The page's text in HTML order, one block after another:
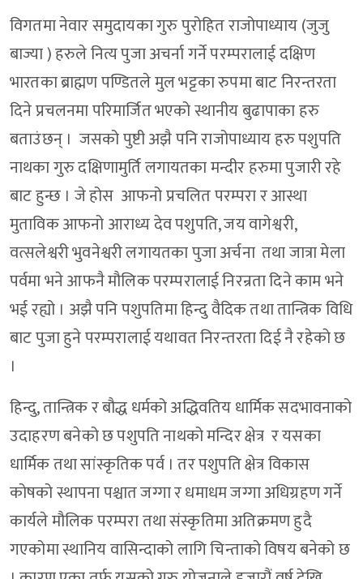
विगतमा नेवार समुदायका गुरु पुरोहित राजोपाध्याय (जुजु
बाज्या ) हरुले नित्य पुजा अचर्ना गर्ने परम्परालाई दक्षिण
भारतका ब्राह्मण पण्डितले मुल भट्टका रुपमा बाट निरन्तरता
दिने प्रचलनमा परिमार्जित भएको स्थानीय बुढापाका हरु
बताउंछन् । जसको पुष्टी अझै पनि राजोपाध्याय हरु पशुपति
नाथका गुरु दक्षिणामुर्ति लगायतका मन्दीर हरुमा पुजारी रहे
बाट हुन्छ । जे होस आफनो प्रचलित परम्परा र आस्था
मुताविक आफनो आराध्य देव पशुपति, जय वागेश्वरी,
वत्सलेश्वरी भुवनेश्वरी लगायतका पुजा अर्चना तथा जात्रा मेला
पर्वमा भने आफनै मौलिक परम्परालाई निरन्रता दिने काम भने
भई रह्यो । अझै पनि पशुपतिमा हिन्दु वैदिक तथा तान्त्रिक विधि
बाट पुजा हुने परम्परालाई यथावत निरन्तरता दिई नै रहेको छ
।
हिन्दु, तान्त्रिक र बौद्ध धर्मको अद्धिवतिय धार्मिक सदभावनाको
उदाहरण बनेको छ पशुपति नाथको मन्दिर क्षेत्र र यसका
धार्मिक तथा सांस्कृतिक पर्व । तर पशुपति क्षेत्र विकास
कोषको स्थापना पश्चात जग्गा र धमाधम जग्गा अधिग्रहण गर्ने
कार्यले मौलिक परम्परा तथा संस्कृतिमा अतिक्रमण हुदै
गएकोमा स्थानिय वासिन्दाको लागि चिन्ताको विषय बनेको छ